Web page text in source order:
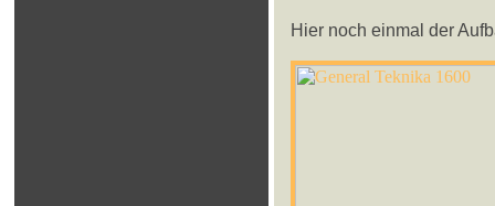
Hier noch einmal der